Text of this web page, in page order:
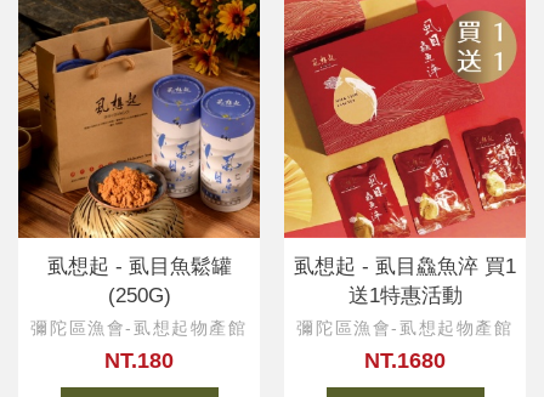
虱想起 - 虱目魚鬆罐
(250G)
彌陀區漁會-虱想起物產館
NT.180
虱想起 - 虱目鱻魚淬 買1
送1特惠活動
彌陀區漁會-虱想起物產館
NT.1680